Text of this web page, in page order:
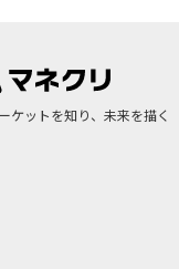
ケットを知り、未来を描く